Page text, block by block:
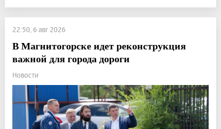
22:50, 6 авг 2026
В Магнитогорске идет реконструкция
важной для города дороги
Новости